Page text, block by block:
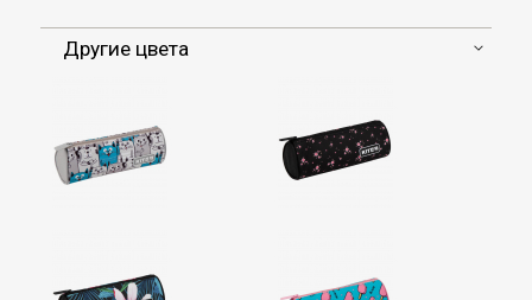
Другие цвета